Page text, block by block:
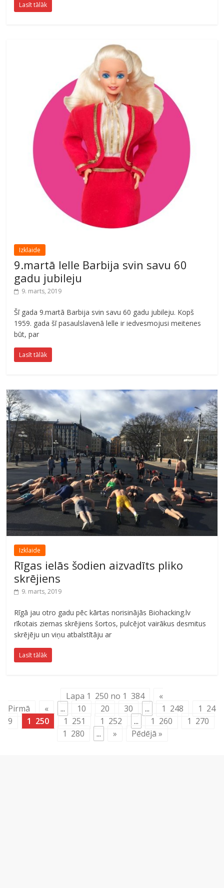
Lasīt tālāk
Izklaide
9.martā lelle Barbija svin savu 60
gadu jubileju
9. marts, 2019
Šī gada 9.martā Barbija svin savu 60 gadu jubileju. Kopš
1959. gada šī pasaulslavenā lelle ir iedvesmojusi meitenes
būt, par
Lasīt tālāk
Izklaide
Rīgas ielās šodien aizvadīts pliko
skrējiens
9. marts, 2019
Rīgā jau otro gadu pēc kārtas norisinājās Biohacking.lv
rīkotais ziemas skrējiens šortos, pulcējot vairākus desmitus
skrējēju un viņu atbalstītāju ar
Lasīt tālāk
Lapa 1 250 no 1 384
«
Pirmā
« ... 10 20 30 ... 1 248
1 24
9
1 250 1 251 1 252 ... 1 260
1 270
1 280
... » Pēdējā »